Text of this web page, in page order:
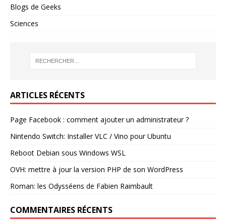
Blogs de Geeks
Sciences
ARTICLES RÉCENTS
Page Facebook : comment ajouter un administrateur ?
Nintendo Switch: Installer VLC / Vino pour Ubuntu
Reboot Debian sous Windows WSL
OVH: mettre à jour la version PHP de son WordPress
Roman: les Odysséens de Fabien Raimbault
COMMENTAIRES RÉCENTS